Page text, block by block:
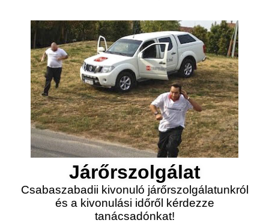
Járőrszolgálat
Csabaszabadii kivonuló járőrszolgálatunkról
és a kivonulási időről kérdezze
tanácsadónkat!